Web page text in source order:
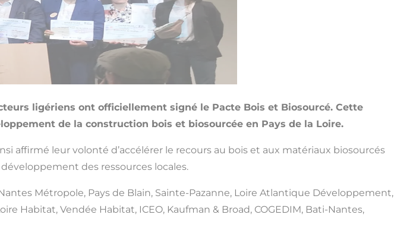
ligériens ont officiellement signé le Pacte Bois et Biosourcé. Cette
de la construction bois et biosourcée en Pays de la Loire.
affirmé leur volonté d’accélérer le recours au bois et aux matériaux biosourcés
des ressources locales.
Métropole, Pays de Blain, Sainte-Pazanne, Loire Atlantique Développement,
Habitat, Vendée Habitat, ICEO, Kaufman & Broad, COGEDIM, Bati-Nantes,